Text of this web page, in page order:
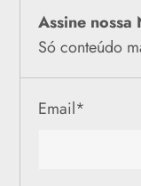
Assine nossa
Só conteúdo
Email*